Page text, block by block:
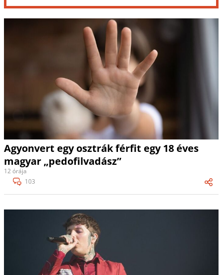
Agyonvert egy osztrák férfit egy 18 éves
magyar „pedofilvadász”
12 órája
103